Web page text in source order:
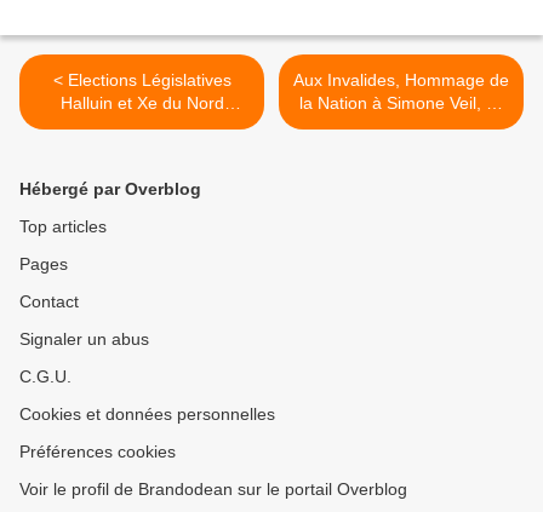
< Elections Législatives
Halluin et Xe du Nord
Résultats - 2ème Tour :
Aux Invalides, Hommage de
la Nation à Simone Veil, ce
5 Juillet 2017. >
Hébergé par Overblog
Top articles
Pages
Contact
Signaler un abus
C.G.U.
Cookies et données personnelles
Préférences cookies
Voir le profil de Brandodean sur le portail Overblog